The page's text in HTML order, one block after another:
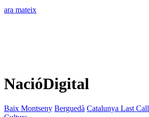
ara mateix
NacióDigital
Baix Montseny Berguedà Catalunya Last Call